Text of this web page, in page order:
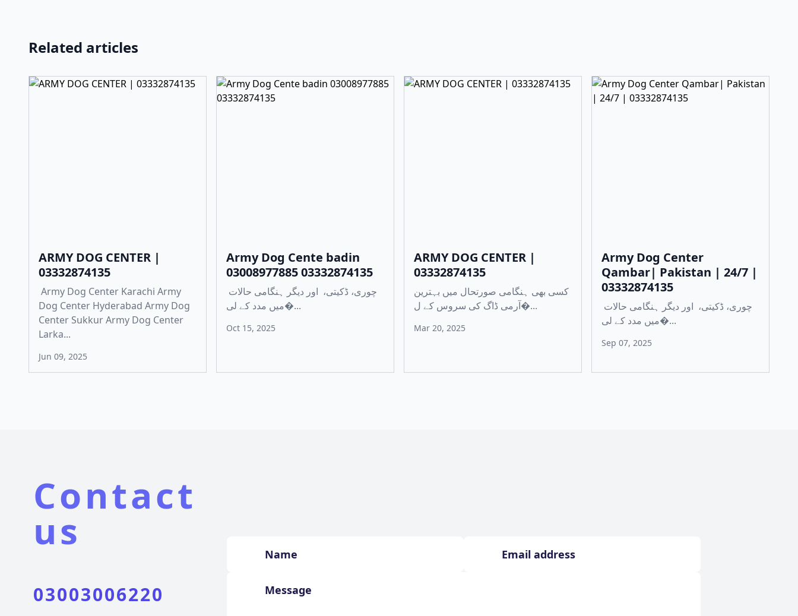
Related articles
ARMY DOG CENTER |
03332874135
Army Dog Center Karachi Army
Dog Center Hyderabad Army Dog
Center Sukkur Army Dog Center
Larka...
Jun 09, 2025
Army Dog Cente badin
03008977885 03332874135
میں مدد کے لی�...
Oct 15, 2025
ARMY DOG CENTER |
03332874135
کسی بھی ہنگامی صورتحال میں بہترین
آرمی ڈاگ کی سروس کے ل�...
Mar 20, 2025
Army Dog Center
Qambar| Pakistan | 24/7 |
03332874135
میں مدد کے لی�...
Sep 07, 2025
Contact
us
03003006220